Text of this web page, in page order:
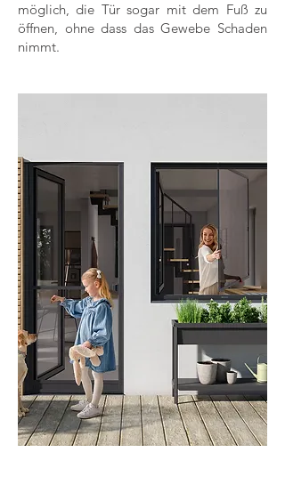
möglich, die Tür sogar mit dem Fuß zu
öffnen, ohne dass das Gewebe Schaden
nimmt.